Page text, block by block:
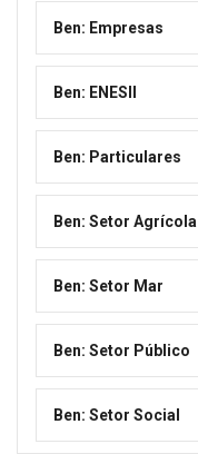
Ben: Empresas
Ben: ENESII
Ben: Particulares
Ben: Setor Agrícola
Ben: Setor Mar
Ben: Setor Público
Ben: Setor Social